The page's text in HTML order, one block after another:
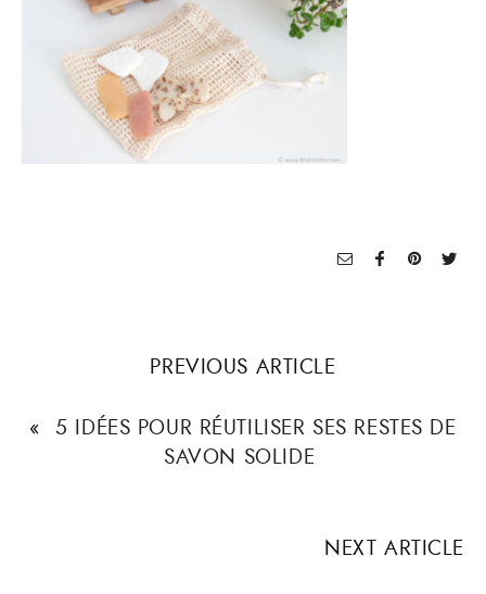
PREVIOUS ARTICLE
« 5 IDÉES POUR RÉUTILISER SES RESTES DE
SAVON SOLIDE
NEXT ARTICLE